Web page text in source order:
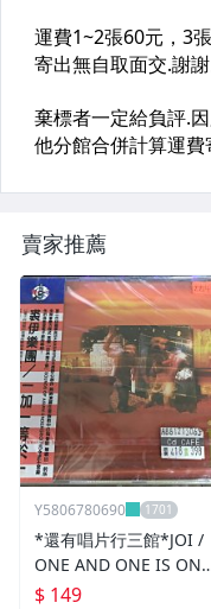
賣家推薦
Y5806780690
*還有唱片行三館*JOI /
ONE AND ONE IS ONE
全新 ZZ14922(競標)
$ 149